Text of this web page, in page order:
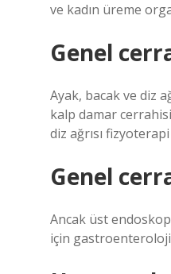
ve kadın üreme
Genel
Ayak, bacak ve diz
kalp damar
diz ağrısı
Genel
Ancak üst
için